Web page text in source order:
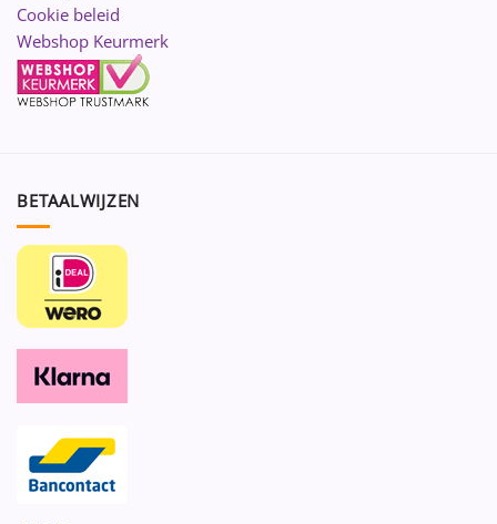
Cookie beleid
Webshop Keurmerk
BETAALWIJZEN